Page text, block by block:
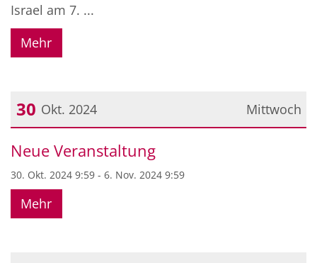
Israel am 7. ...
Mehr
Mittwoch
30 Okt. 2024
Datum: 30. Oktober 2024
Neue Veranstaltung
30. Okt. 2024 9:59 - 6. Nov. 2024 9:59
Mehr